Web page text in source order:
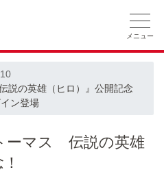
CSRの取り組み
の英雄（ヒロ）』公開記念
ン登場
ーマス 伝説の英雄